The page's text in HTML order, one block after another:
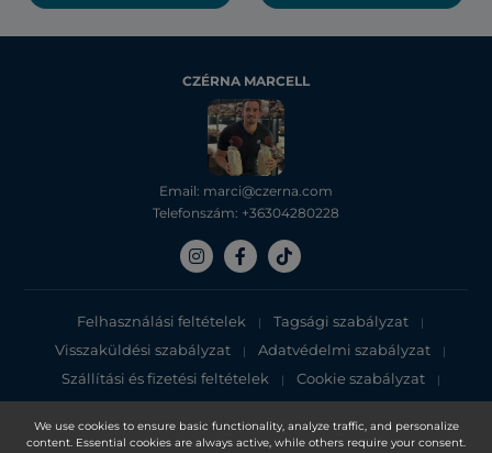
We use cookies to ensure basic functionality, analyze traffic, and personalize
content. Essential cookies are always active, while others require your consent.
CZÉRNA MARCELL
Email: marci@czerna.com
Telefonszám: +36304280228
Felhasználási feltételek | Tagsági szabályzat |
Visszaküldési szabályzat | Adatvédelmi szabályzat |
Szállítási és fizetési feltételek | Cookie szabályzat |
Adatvédelmi tájékoztató